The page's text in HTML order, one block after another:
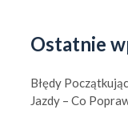
Ostatnie
Błędy
Jazdy – Co